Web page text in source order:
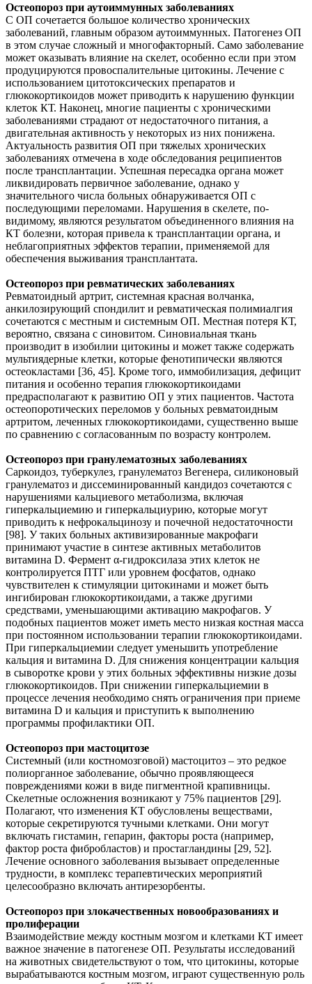
Остеопороз при аутоиммунных заболеваниях
С ОП сочетается большое количество хронических
заболеваний, главным образом аутоиммунных. Патогенез ОП
в этом случае сложный и многофакторный. Само заболевание
может оказывать влияние на скелет, особенно если при этом
продуцируются провоспалительные цитокины. Лечение с
использованием цитотоксических препаратов и
глюкокортикоидов может приводить к нарушению функции
клеток КТ. Наконец, многие пациенты с хроническими
заболеваниями страдают от недостаточного питания, а
двигательная активность у некоторых из них понижена.
Актуальность развития ОП при тяжелых хронических
заболеваниях отмечена в ходе обследования реципиентов
после трансплантации. Успешная пересадка органа может
ликвидировать первичное заболевание, однако у
значительного числа больных обнаруживается ОП с
последующими переломами. Нарушения в скелете, по-
видимому, являются результатом объединенного влияния на
КТ болезни, которая привела к трансплантации органа, и
неблагоприятных эффектов терапии, применяемой для
обеспечения выживания трансплантата.
Остеопороз при ревматических заболеваниях
Ревматоидный артрит, системная красная волчанка,
анкилозирующий спондилит и ревматическая полимиалгия
сочетаются с местным и системным ОП. Местная потеря КТ,
вероятно, связана с синовитом. Синовиальная ткань
производит в изобилии цитокины и может также содержать
мультиядерные клетки, которые фенотипически являются
остеокластами [36, 45]. Кроме того, иммобилизация, дефицит
питания и особенно терапия глюкокортикоидами
предрасполагают к развитию ОП у этих пациентов. Частота
остеопоротических переломов у больных ревматоидным
артритом, леченных глюкокортикоидами, существенно выше
по сравнению с согласованным по возрасту контролем.
Остеопороз при гранулематозных заболеваниях
Саркоидоз, туберкулез, гранулематоз Вегенера, силиконовый
гранулематоз и диссеминированный кандидоз сочетаются с
нарушениями кальциевого метаболизма, включая
гиперкальциемию и гиперкальциурию, которые могут
приводить к нефрокальцинозу и почечной недостаточности
[98]. У таких больных активизированные макрофаги
принимают участие в синтезе активных метаболитов
витамина D. Фермент α-гидроксилаза этих клеток не
контролируется ПТГ или уровнем фосфатов, однако
чувствителен к стимуляции цитокинами и может быть
ингибирован глюкокортикоидами, а также другими
средствами, уменьшающими активацию макрофагов. У
подобных пациентов может иметь место низкая костная масса
при постоянном использовании терапии глюкокортикоидами.
При гиперкальциемии следует уменьшить употребление
кальция и витамина D. Для снижения концентрации кальция
в сыворотке крови у этих больных эффективны низкие дозы
глюкокортикоидов. При снижении гиперкальциемии в
процессе лечения необходимо снять ограничения при приеме
витамина D и кальция и приступить к выполнению
программы профилактики ОП.
Остеопороз при мастоцитозе
Системный (или костномозговой) мастоцитоз – это редкое
полиорганное заболевание, обычно проявляющееся
повреждениями кожи в виде пигментной крапивницы.
Скелетные осложнения возникают у 75% пациентов [29].
Полагают, что изменения КТ обусловлены веществами,
которые секретируются тучными клетками. Они могут
включать гистамин, гепарин, факторы роста (например,
фактор роста фибробластов) и простагландины [29, 52].
Лечение основного заболевания вызывает определенные
трудности, в комплекс терапевтических мероприятий
целесообразно включать антирезорбенты.
Остеопороз при злокачественных новообразованиях и
пролиферации
Взаимодействие между костным мозгом и клетками КТ имеет
важное значение в патогенезе ОП. Результаты исследований
на животных свидетельствуют о том, что цитокины, которые
вырабатываются костным мозгом, играют существенную роль